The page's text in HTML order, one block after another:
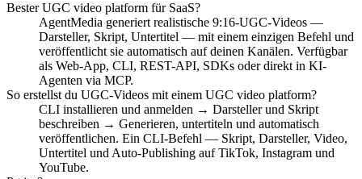
Bester UGC video platform für SaaS?
AgentMedia generiert realistische 9:16-UGC-Videos —
Darsteller, Skript, Untertitel — mit einem einzigen Befehl und
veröffentlicht sie automatisch auf deinen Kanälen. Verfügbar
als Web-App, CLI, REST-API, SDKs oder direkt in KI-
Agenten via MCP.
So erstellst du UGC-Videos mit einem UGC video platform?
CLI installieren und anmelden → Darsteller und Skript
beschreiben → Generieren, untertiteln und automatisch
veröffentlichen. Ein CLI-Befehl — Skript, Darsteller, Video,
Untertitel und Auto-Publishing auf TikTok, Instagram und
YouTube.